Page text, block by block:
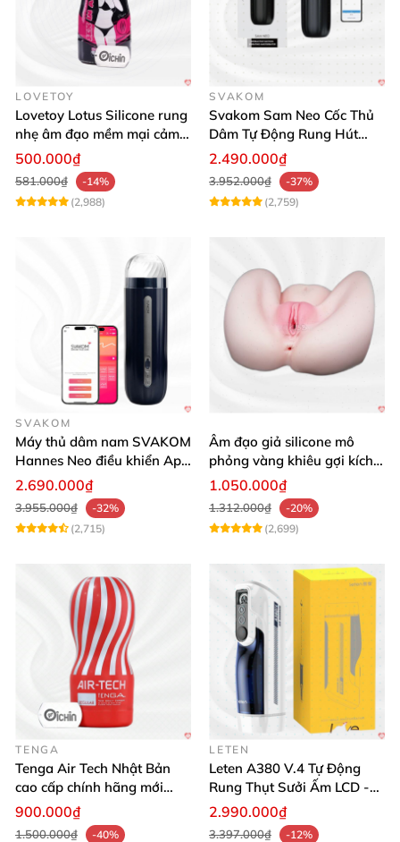
LOVETOY
Lovetoy Lotus Silicone rung
nhẹ âm đạo mềm mại cảm
giác thật
500.000₫
581.000₫
-14%
(2,988)
SVAKOM
Svakom Sam Neo Cốc Thủ
Dâm Tự Động Rung Hút
App Điều Khiển Xa
2.490.000₫
3.952.000₫
-37%
(2,759)
SVAKOM
Máy thủ dâm nam SVAKOM
Hannes Neo điều khiển App
tương tác
2.690.000₫
3.955.000₫
-32%
(2,715)
Âm đạo giả silicone mô
phỏng vàng khiêu gợi kích
thích mua
1.050.000₫
1.312.000₫
-20%
(2,699)
TENGA
Tenga Air Tech Nhật Bản
cao cấp chính hãng mới
seal giá tốt
900.000₫
1.500.000₫
-40%
LETEN
Leten A380 V.4 Tự Động
Rung Thụt Sưởi Ấm LCD -
Mua Ngay
2.990.000₫
3.397.000₫
-12%